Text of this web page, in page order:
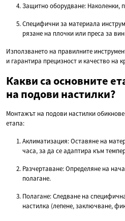
Защитно оборудване: Наколенки,
Специфични за материала
рязане на плочки или преса за
Използването на правилните
и гарантира прецизност и качество на
Какви са основните
на подови настилки?
Монтажът на подови настилки
етапа:
Аклиматизация: Оставяне на
часа, за да се адаптира към
Разчертаване: Определяне на
полагане.
Полагане: Следване на
настилка (лепене, заключване,